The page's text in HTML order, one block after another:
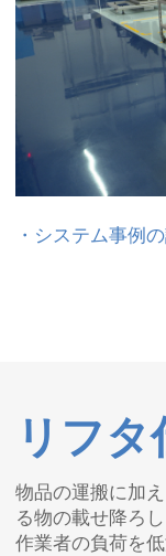
・システム事例
リフ
物品の運搬に加
る物の載せ降ろ
作業者の負荷を低